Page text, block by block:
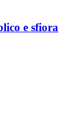
e sfiora